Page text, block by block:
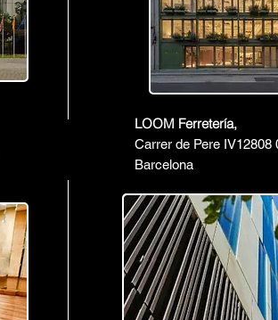
LOOM Ferretería,
Carrer de Pere IV12808
Barcelona